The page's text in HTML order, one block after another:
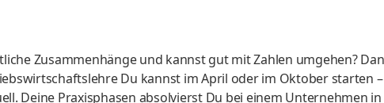
Zusammenhänge und kannst gut mit Zahlen umgehen?
Du kannst im April oder im Oktober starten
Deine Praxisphasen absolvierst Du bei einem Unternehmen